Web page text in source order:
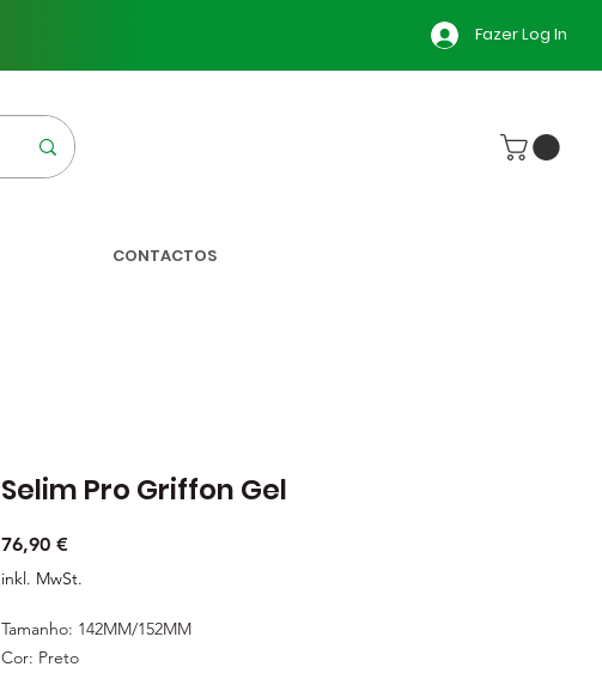
Fazer Log In
CONTACTOS
Selim Pro Griffon Gel
76,90 €Preis
inkl. MwSt.
Tamanho: 142MM/152MM
Cor: Preto